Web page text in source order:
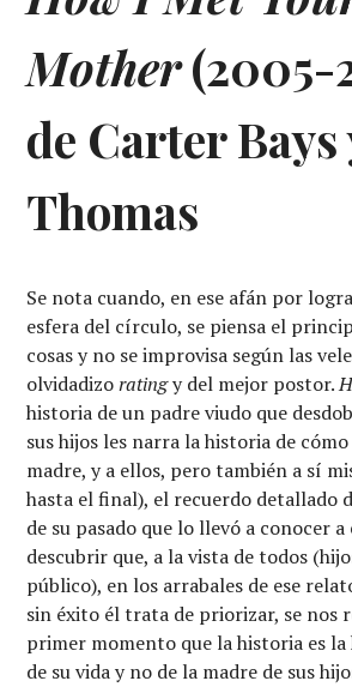
Mother(2005-
de Carter
Thomas
Se nota cuando, en ese afán por
esfera del círculo, se piensa el
cosas y no se improvisa según las
olvidadizoratingy del mejor postor.
historia de un padre viudo que
sus hijos les narra la historia de
madre, y a ellos, pero también a sí
hasta el final), el recuerdo detallado
de su pasado que lo llevó a conocer
descubrir que, a la vista de todos
público), en los arrabales de ese
sin éxito él trata de priorizar, se nos
primer momento que la historia es
de su vida y no de la madre de sus